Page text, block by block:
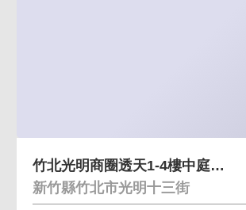
竹北光明商圈透天1-4樓中庭好停車大4房
新竹縣竹北市光明十三街